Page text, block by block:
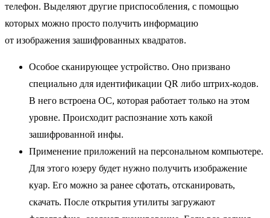
телефон. Выделяют другие приспособления, с помощью
которых можно просто получить информацию
от изображения зашифрованных квадратов.
Особое сканирующее устройство. Оно призвано
специально для идентификации QR либо штрих-кодов.
В него встроена ОС, которая работает только на этом
уровне. Происходит распознание хоть какой
зашифрованной инфы.
Применение приложений на персональном компьютере.
Для этого юзеру будет нужно получить изображение
куар. Его можно за ранее сфотать, отсканировать,
скачать. После открытия утилиты загружают